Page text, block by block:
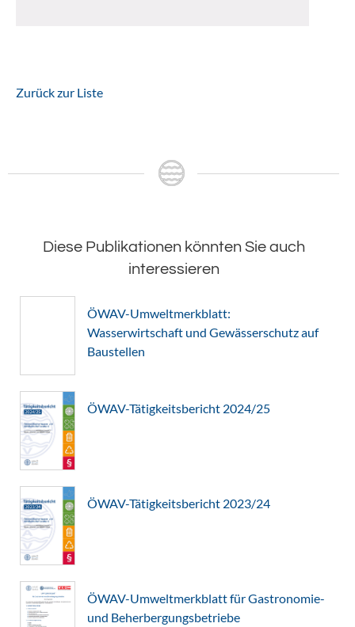
Zurück zur Liste
Diese Publikationen könnten Sie auch
interessieren
ÖWAV-Umweltmerkblatt:
Wasserwirtschaft und Gewässerschutz auf
Baustellen
ÖWAV-Tätigkeitsbericht 2024/25
ÖWAV-Tätigkeitsbericht 2023/24
ÖWAV-Umweltmerkblatt für Gastronomie-
und Beherbergungsbetriebe